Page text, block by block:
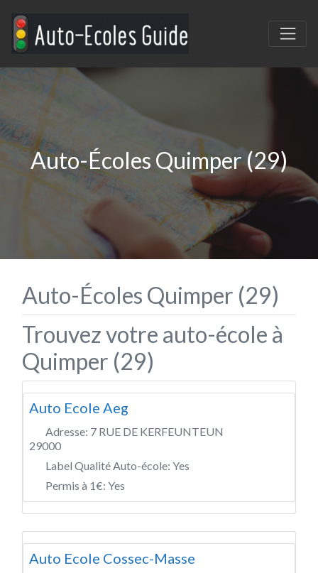
Auto-Écoles Quimper (29)
Auto-Écoles Quimper (29)
Trouvez votre auto-école à
Quimper (29)
Auto Ecole Aeg
Adresse: 7 RUE DE KERFEUNTEUN
29000
Label Qualité Auto-école: Yes
Permis à 1€: Yes
Auto Ecole Cossec-Masse